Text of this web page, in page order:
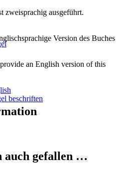
beschriften
zweisprachig ausgeführt.
Version des Buches
an English version of this
auch gefallen …